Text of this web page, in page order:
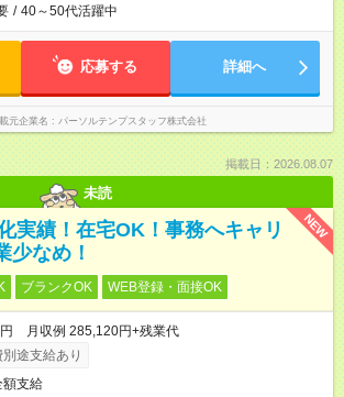
/ 40～50代活躍中
応募する 詳細へ
元企業名 パーソルテンプスタッフ株式会社
掲載日：2026.08.07
未読
NEW
実績！在宅OK！事務へキャリ
少なめ！
ブランクOK WEB登録・面接OK
月収例 285,120円+残業代
途支給あり
額支給